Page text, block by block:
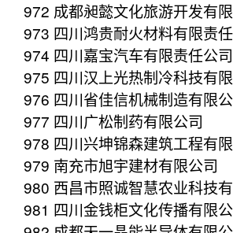
972 成都昶懿文化旅游开发有
973 四川鸿贵耐火材料有限责
974 四川嘉宝汽车有限责任公司
975 四川汉上光热制冷科技有
976 四川省佳信机械制造有限
977 四川广松制药有限公司
978 四川兴坤锦森建筑工程有
979 南充市旭宇建材有限公司
980 西昌市照诚智慧农业科技
981 四川金钱柜文化传播有限